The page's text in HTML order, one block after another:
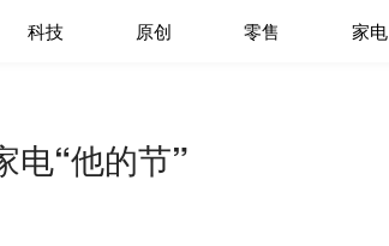
科技 原创 零售 家电
电“他的节”